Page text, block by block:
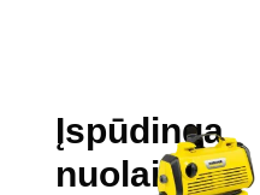
Įspūdinga
nuolaida